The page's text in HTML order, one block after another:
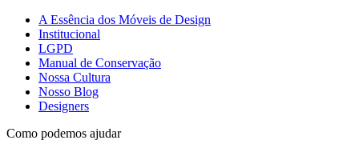
A Essência dos Móveis de Design
Institucional
LGPD
Manual de Conservação
Nossa Cultura
Nosso Blog
Designers
Como podemos ajudar